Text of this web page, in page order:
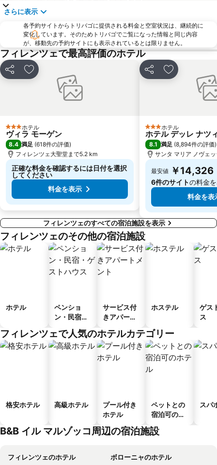
Palazzo Strozzi
カンポ ディ マルテ
Soffiano
Peretola
Antella
Teatro Manzoni
Staggia Senese
さらに表示
各予約サイトからトリバゴに提供される料金と空室状況は、継続的に
変化しています。そのためトリバゴでご覧になった情報と同じ内容
が、移動先の予約サイトにも表示されているとは限りません。
フィレンツェで最高評価のホテル
シェア お気に入りに追加
3 ホテルのランク
ホテル
ヴィラ モーゲン
8.4 満足 (618件の評価)
フィレンツェ大聖堂まで5.2 km
正確な料金を確認するには日付を選択
してください
料金を表示
シェア お気に入りに
3 ホテルのランク
ホテル
ホテル デッレ ナツ
8.1 満足 (8,894件の評価)
サンタ マリア ノヴェ
最安値 ￥14,326
6件のサイトの料金
料金を表
フィレンツェのすべての宿泊施設を表示
フィレンツェのその他の宿泊施設
ホテル
ペンショ
ン・民宿・
ス
サービス付
きアパート
ホステル
ゲス
ス
フィレンツェで人気のホテルカテゴリー
格安ホテル 高級ホテル
プール付き
ホテル
ペットとの
宿泊可のホ
テル
スパ
B&B イル マルゾッコ周辺の宿泊施設
フィレンツェのホテル
ボローニャのホテル